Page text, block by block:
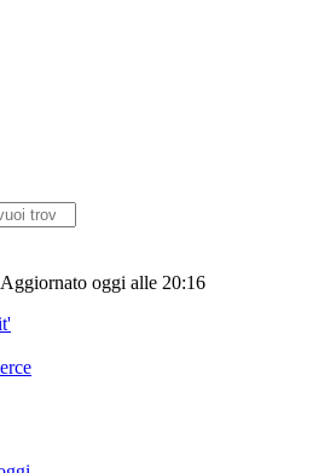
Aggiornato oggi alle 20:16